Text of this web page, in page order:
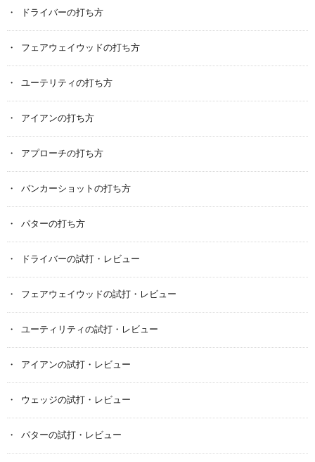
ドライバーの打ち方
フェアウェイウッドの打ち方
ユーテリティの打ち方
アイアンの打ち方
アプローチの打ち方
バンカーショットの打ち方
パターの打ち方
ドライバーの試打・レビュー
フェアウェイウッドの試打・レビュー
ユーティリティの試打・レビュー
アイアンの試打・レビュー
ウェッジの試打・レビュー
パターの試打・レビュー